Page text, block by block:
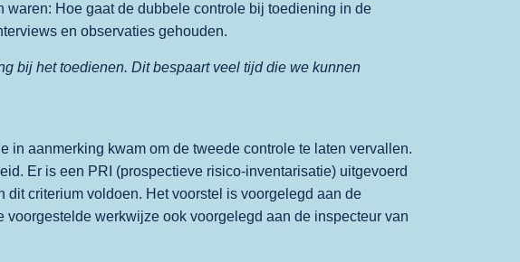
Hoe gaat de dubbele controle bij toediening in de
en observaties gehouden.
bij het toedienen. Dit bespaart veel tijd die we kunnen
aanmerking kwam om de tweede controle te laten vervallen.
Er is een PRI (prospectieve risico-inventarisatie) uitgevoerd
criterium voldoen. Het voorstel is voorgelegd aan de
werkwijze ook voorgelegd aan de inspecteur van